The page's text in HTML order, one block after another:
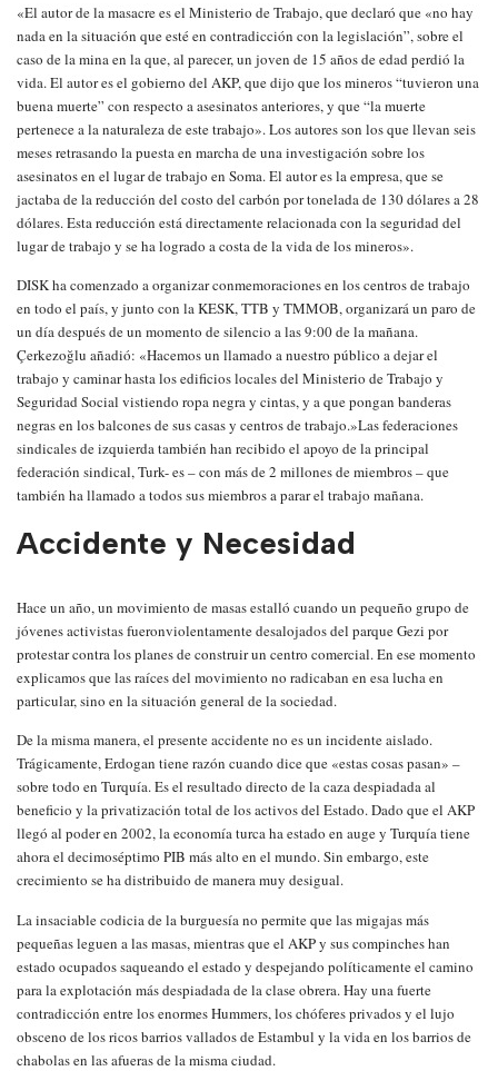
«El autor de la masacre es el Ministerio de Trabajo, que declaró que «no hay
nada en la situación que esté en contradicción con la legislación”, sobre el
caso de la mina en la que, al parecer, un joven de 15 años de edad perdió la
vida. El autor es el gobierno del AKP, que dijo que los mineros “tuvieron una
buena muerte” con respecto a asesinatos anteriores, y que “la muerte
pertenece a la naturaleza de este trabajo». Los autores son los que llevan seis
meses retrasando la puesta en marcha de una investigación sobre los
asesinatos en el lugar de trabajo en Soma. El autor es la empresa, que se
jactaba de la reducción del costo del carbón por tonelada de 130 dólares a 28
dólares. Esta reducción está directamente relacionada con la seguridad del
lugar de trabajo y se ha logrado a costa de la vida de los mineros».
DISK ha comenzado a organizar conmemoraciones en los centros de trabajo
en todo el país, y junto con la KESK, TTB y TMMOB, organizará un paro de
un día después de un momento de silencio a las 9:00 de la mañana.
Çerkezoğlu añadió: «Hacemos un llamado a nuestro público a dejar el
trabajo y caminar hasta los edificios locales del Ministerio de Trabajo y
Seguridad Social vistiendo ropa negra y cintas, y a que pongan banderas
negras en los balcones de sus casas y centros de trabajo.»Las federaciones
sindicales de izquierda también han recibido el apoyo de la principal
federación sindical, Turk- es – con más de 2 millones de miembros – que
también ha llamado a todos sus miembros a parar el trabajo mañana.
Accidente y Necesidad
Hace un año, un movimiento de masas estalló cuando un pequeño grupo de
jóvenes activistas fueronviolentamente desalojados del parque Gezi por
protestar contra los planes de construir un centro comercial. En ese momento
explicamos que las raíces del movimiento no radicaban en esa lucha en
particular, sino en la situación general de la sociedad.
De la misma manera, el presente accidente no es un incidente aislado.
Trágicamente, Erdogan tiene razón cuando dice que «estas cosas pasan» –
sobre todo en Turquía. Es el resultado directo de la caza despiadada al
beneficio y la privatización total de los activos del Estado. Dado que el AKP
llegó al poder en 2002, la economía turca ha estado en auge y Turquía tiene
ahora el decimoséptimo PIB más alto en el mundo. Sin embargo, este
crecimiento se ha distribuido de manera muy desigual.
La insaciable codicia de la burguesía no permite que las migajas más
pequeñas leguen a las masas, mientras que el AKP y sus compinches han
estado ocupados saqueando el estado y despejando políticamente el camino
para la explotación más despiadada de la clase obrera. Hay una fuerte
contradicción entre los enormes Hummers, los chóferes privados y el lujo
obsceno de los ricos barrios vallados de Estambul y la vida en los barrios de
chabolas en las afueras de la misma ciudad.